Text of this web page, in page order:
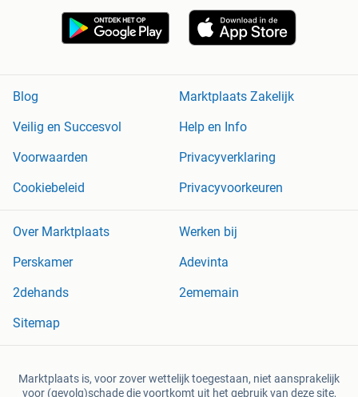
Blog
Marktplaats Zakelijk
Veilig en Succesvol
Help en Info
Voorwaarden
Privacyverklaring
Cookiebeleid
Privacyvoorkeuren
Over Marktplaats
Werken bij
Perskamer
Adevinta
2dehands
2ememain
Sitemap
Marktplaats is, voor zover wettelijk toegestaan, niet aansprakelijk
voor (gevolg)schade die voortkomt uit het gebruik van deze site,